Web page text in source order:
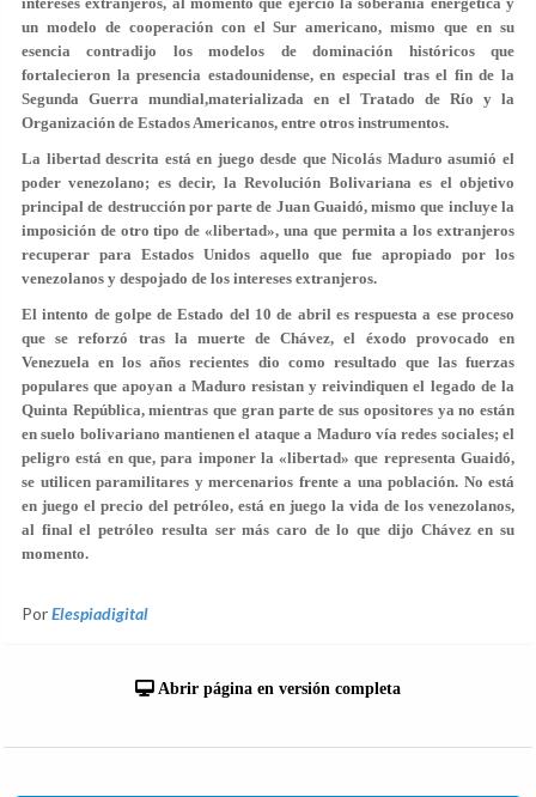
un modelo de cooperación con el Sur americano, mismo que en su
esencia contradijo los modelos de dominación históricos que
fortalecieron la presencia estadounidense, en especial tras el fin de la
Segunda Guerra mundial,materializada en el Tratado de Río y la
Organización de Estados Americanos, entre otros instrumentos.
La libertad descrita está en juego desde que Nicolás Maduro asumió el
poder venezolano; es decir, la Revolución Bolivariana es el objetivo
principal de destrucción por parte de Juan Guaidó, mismo que incluye la
imposición de otro tipo de «libertad», una que permita a los extranjeros
recuperar para Estados Unidos aquello que fue apropiado por los
venezolanos y despojado de los intereses extranjeros.
El intento de golpe de Estado del 10 de abril es respuesta a ese proceso
que se reforzó tras la muerte de Chávez, el éxodo provocado en
Venezuela en los años recientes dio como resultado que las fuerzas
populares que apoyan a Maduro resistan y reivindiquen el legado de la
Quinta República, mientras que gran parte de sus opositores ya no están
en suelo bolivariano mantienen el ataque a Maduro vía redes sociales; el
peligro está en que, para imponer la «libertad» que representa Guaidó,
se utilicen paramilitares y mercenarios frente a una población. No está
en juego el precio del petróleo, está en juego la vida de los venezolanos,
al final el petróleo resulta ser más caro de lo que dijo Chávez en su
momento.
PorElespiadigital
Abrir página en versión completa